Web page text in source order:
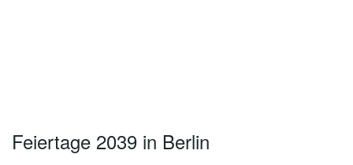
Feiertage 2039 in Berlin